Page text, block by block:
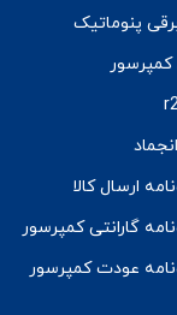
پنوماتیک
ارسال کالا
گارانتی کمپرسور
عودت کمپرسور